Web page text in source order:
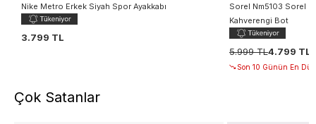
Nike Metro Erkek Siyah Spor Ayakkabı
3.799 TL
Sorel Nm5103 Sorel
Kahverengi Bot
5.999 TL4.799 TL
Son 10 Günün En
Çok Satanlar